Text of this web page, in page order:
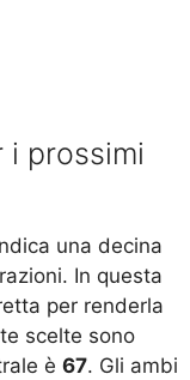
i prossimi
una decina
In questa
per renderla
scelte sono
è 67. Gli ambi